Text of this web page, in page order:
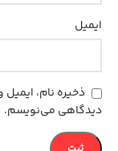
ایمیل
ذخیره نام، ایمیل
دیدگاهی می‌نویسم.